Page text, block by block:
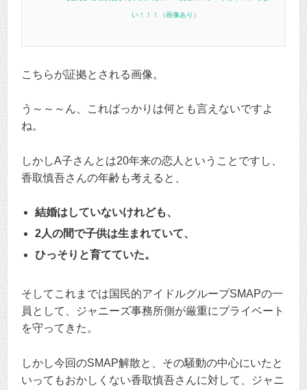
い！！！（画像あり）
こちらが証拠とされる画像。
う～～～ん、こればっかりは何とも言えないですよ
ね。
しかしA子さんとは20年来の恋人ということですし、
香取慎吾さんの年齢も考えると、
結婚はしていないけれども、
2人の間で子供は生まれていて、
ひっそりと育てていた。
そしてこれまでは国民的アイドルグループSMAPの一
員として、ジャニーズ事務所側が厳重にプライベート
を守ってきた。
しかし今回のSMAP解散と、その騒動の中心にいたと
いってもおかしくない香取慎吾さんに対して、ジャニ